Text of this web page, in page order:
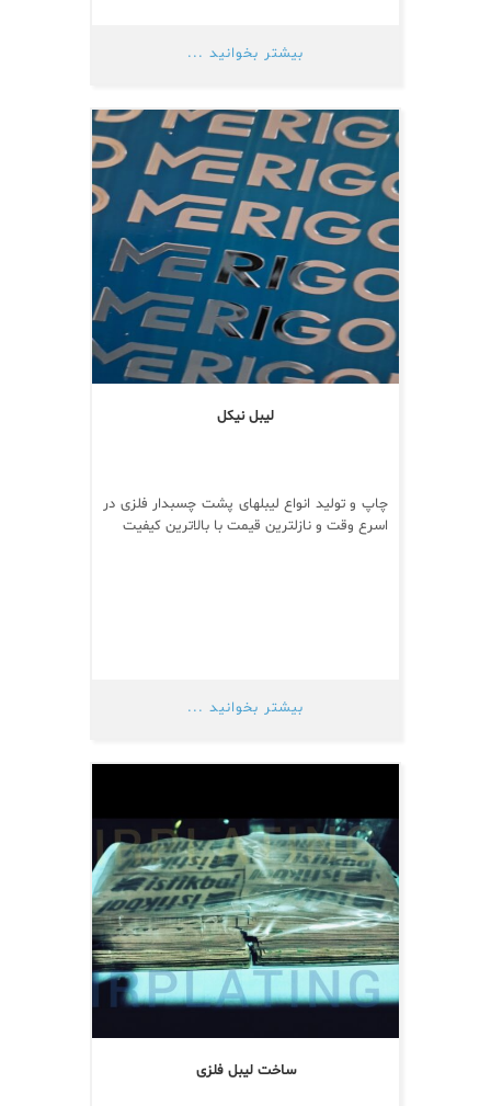
بیشتر بخوانید ...
لیبل نیکل
چاپ و تولید انواع لیبلهای پشت چسبدار فلزی در
اسرع وقت و نازلترین قیمت با بالاترین کیفیت
بیشتر بخوانید ...
ساخت لیبل فلزی